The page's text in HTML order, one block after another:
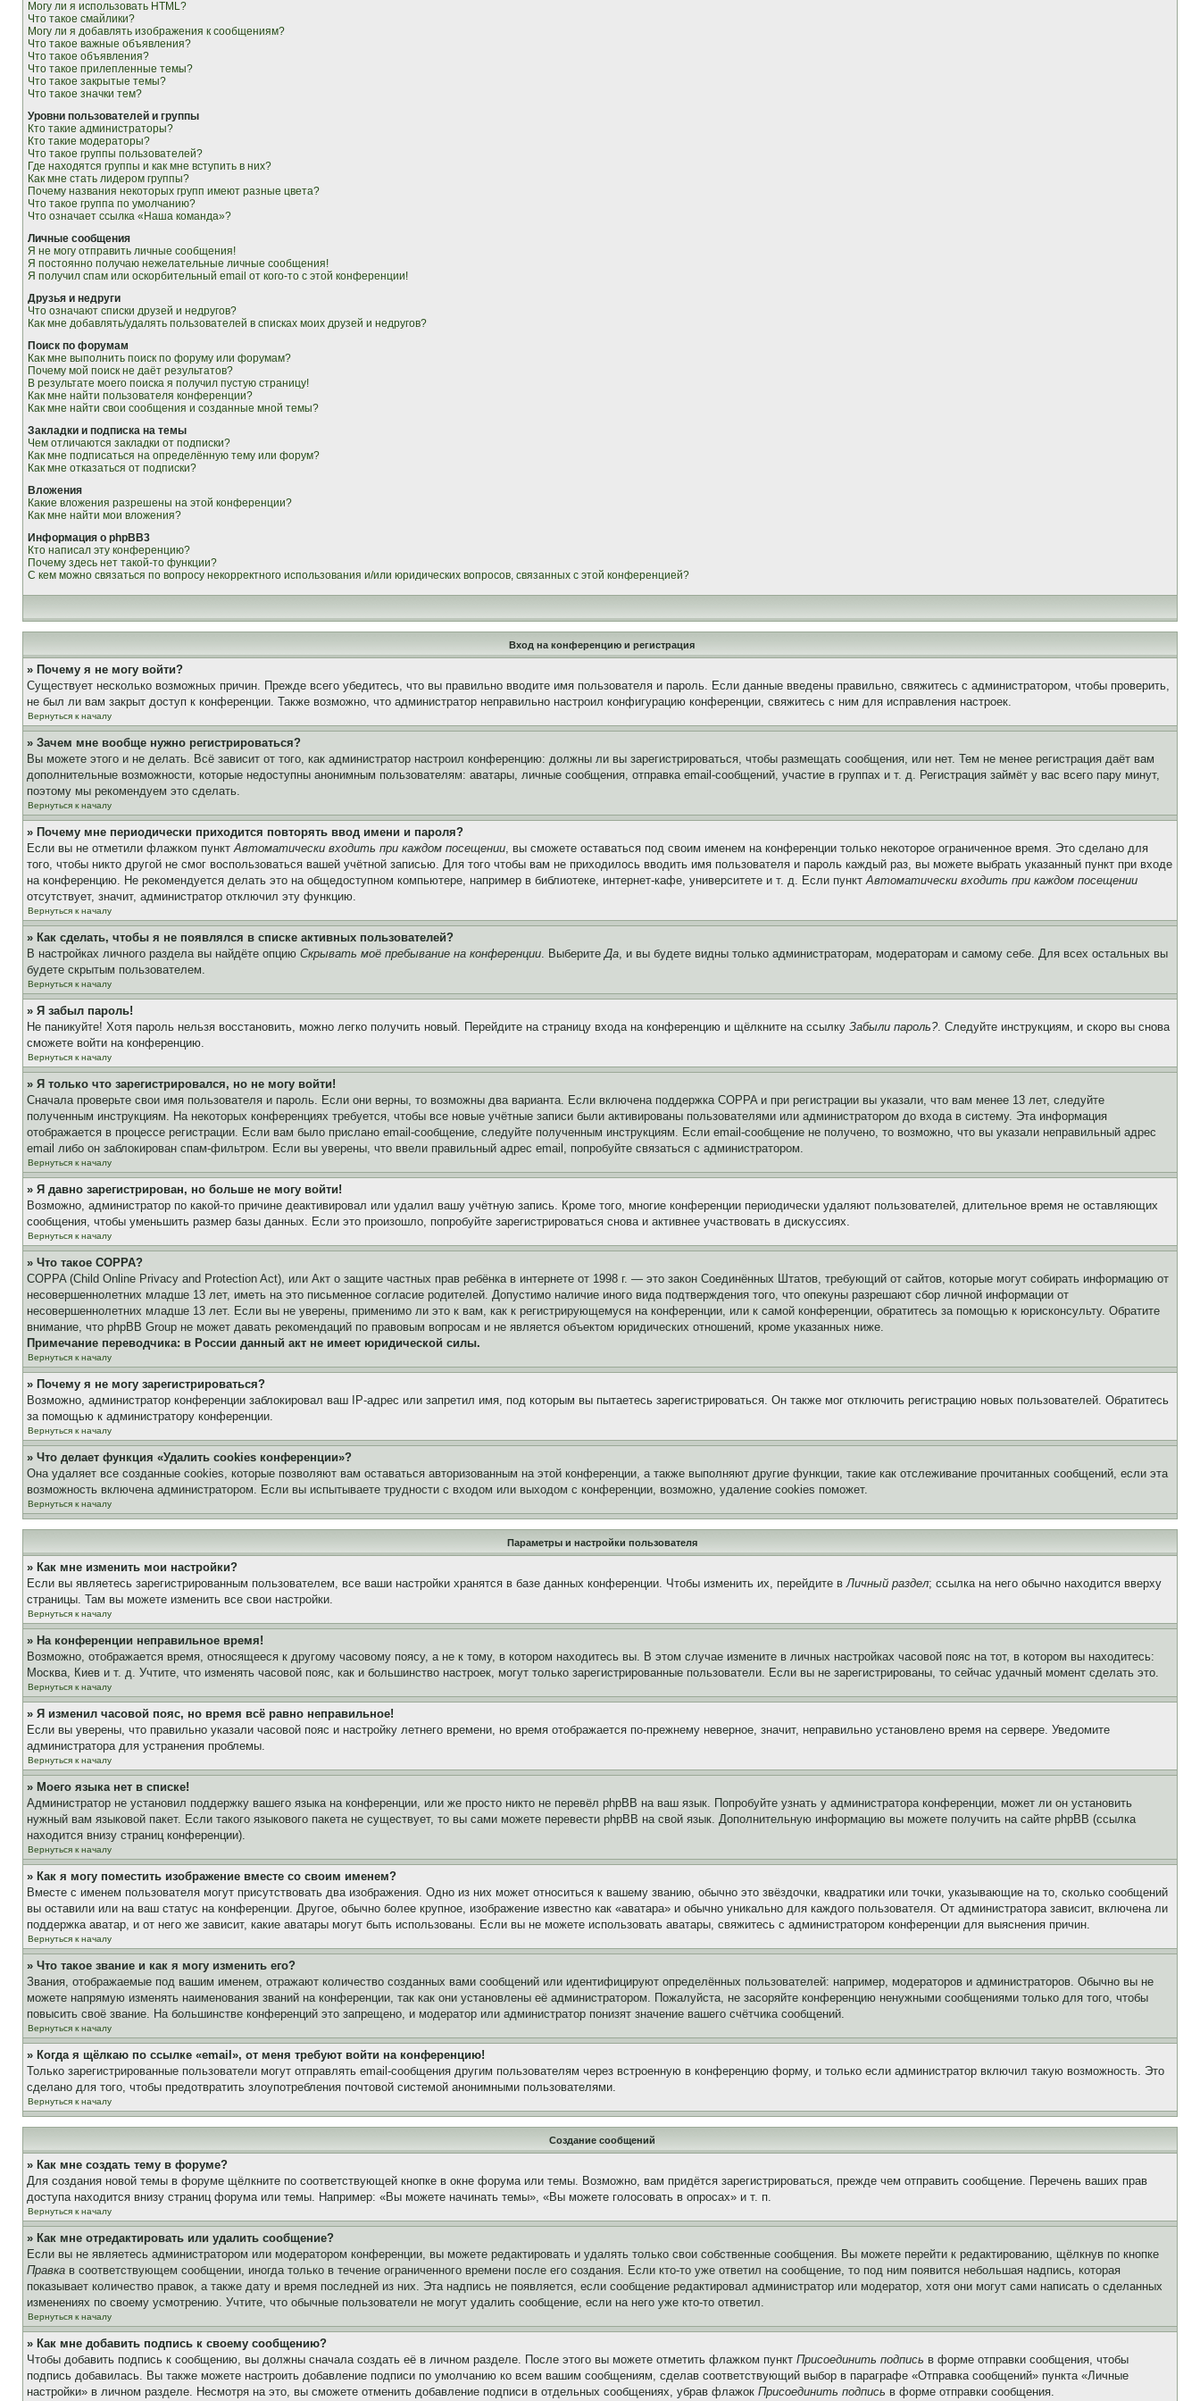
Могу ли я использовать HTML?
Что такое смайлики?
Могу ли я добавлять изображения к сообщениям?
Что такое важные объявления?
Что такое объявления?
Что такое прилепленные темы?
Что такое закрытые темы?
Что такое значки тем?
Уровни пользователей и группы
Кто такие администраторы?
Кто такие модераторы?
Что такое группы пользователей?
Где находятся группы и как мне вступить в них?
Как мне стать лидером группы?
Почему названия некоторых групп имеют разные цвета?
Что такое группа по умолчанию?
Что означает ссылка «Наша команда»?
Личные сообщения
Я не могу отправить личные сообщения!
Я постоянно получаю нежелательные личные сообщения!
Я получил спам или оскорбительный email от кого-то с этой конференции!
Друзья и недруги
Что означают списки друзей и недругов?
Как мне добавлять/удалять пользователей в списках моих друзей и недругов?
Поиск по форумам
Как мне выполнить поиск по форуму или форумам?
Почему мой поиск не даёт результатов?
В результате моего поиска я получил пустую страницу!
Как мне найти пользователя конференции?
Как мне найти свои сообщения и созданные мной темы?
Закладки и подписка на темы
Чем отличаются закладки от подписки?
Как мне подписаться на определённую тему или форум?
Как мне отказаться от подписки?
Вложения
Какие вложения разрешены на этой конференции?
Как мне найти мои вложения?
Информация о phpBB3
Кто написал эту конференцию?
Почему здесь нет такой-то функции?
С кем можно связаться по вопросу некорректного использования и/или юридических вопросов, связанных с этой конференцией?
Вход на конференцию и регистрация
» Почему я не могу войти?
Существует несколько возможных причин. Прежде всего убедитесь, что вы правильно вводите имя пользователя и пароль. Если данные введены правильно, свяжитесь с администратором, чтобы проверить,
не был ли вам закрыт доступ к конференции. Также возможно, что администратор неправильно настроил конфигурацию конференции, свяжитесь с ним для исправления настроек.
Вернуться к началу
» Зачем мне вообще нужно регистрироваться?
Вы можете этого и не делать. Всё зависит от того, как администратор настроил конференцию: должны ли вы зарегистрироваться, чтобы размещать сообщения, или нет. Тем не менее регистрация даёт вам
дополнительные возможности, которые недоступны анонимным пользователям: аватары, личные сообщения, отправка email-сообщений, участие в группах и т. д. Регистрация займёт у вас всего пару минут,
поэтому мы рекомендуем это сделать.
Вернуться к началу
» Почему мне периодически приходится повторять ввод имени и пароля?
Если вы не отметили флажком пунктАвтоматически входить при каждом посещении, вы сможете оставаться под своим именем на конференции только некоторое ограниченное время. Это сделано для
того, чтобы никто другой не смог воспользоваться вашей учётной записью. Для того чтобы вам не приходилось вводить имя пользователя и пароль каждый раз, вы можете выбрать указанный пункт при входе
на конференцию. Не рекомендуется делать это на общедоступном компьютере, например в библиотеке, интернет-кафе, университете и т. д. Если пунктАвтоматически входить при каждом посещении
отсутствует, значит, администратор отключил эту функцию.
Вернуться к началу
» Как сделать, чтобы я не появлялся в списке активных пользователей?
В настройках личного раздела вы найдёте опцию Скрывать моё пребывание на конференции. ВыберитеДа, и вы будете видны только администраторам, модераторам и самому себе. Для всех остальных вы
будете скрытым пользователем.
Вернуться к началу
» Я забыл пароль!
Не паникуйте! Хотя пароль нельзя восстановить, можно легко получить новый. Перейдите на страницу входа на конференцию и щёлкните на ссылку Забыли пароль?. Следуйте инструкциям, и скоро вы снова
сможете войти на конференцию.
Вернуться к началу
» Я только что зарегистрировался, но не могу войти!
Сначала проверьте свои имя пользователя и пароль. Если они верны, то возможны два варианта. Если включена поддержка COPPA и при регистрации вы указали, что вам менее 13 лет, следуйте
полученным инструкциям. На некоторых конференциях требуется, чтобы все новые учётные записи были активированы пользователями или администратором до входа в систему. Эта информация
отображается в процессе регистрации. Если вам было прислано email-сообщение, следуйте полученным инструкциям. Если email-сообщение не получено, то возможно, что вы указали неправильный адрес
email либо он заблокирован спам-фильтром. Если вы уверены, что ввели правильный адрес email, попробуйте связаться с администратором.
Вернуться к началу
» Я давно зарегистрирован, но больше не могу войти!
Возможно, администратор по какой-то причине деактивировал или удалил вашу учётную запись. Кроме того, многие конференции периодически удаляют пользователей, длительное время не оставляющих
сообщения, чтобы уменьшить размер базы данных. Если это произошло, попробуйте зарегистрироваться снова и активнее участвовать в дискуссиях.
Вернуться к началу
» Что такое COPPA?
COPPA (Child Online Privacy and Protection Act), или Акт о защите частных прав ребёнка в интернете от 1998 г. — это закон Соединённых Штатов, требующий от сайтов, которые могут собирать информацию от
несовершеннолетних младше 13 лет, иметь на это письменное согласие родителей. Допустимо наличие иного вида подтверждения того, что опекуны разрешают сбор личной информации от
несовершеннолетних младше 13 лет. Если вы не уверены, применимо ли это к вам, как к регистрирующемуся на конференции, или к самой конференции, обратитесь за помощью к юрисконсульту. Обратите
внимание, что phpBB Group не может давать рекомендаций по правовым вопросам и не является объектом юридических отношений, кроме указанных ниже.
Примечание переводчика: в России данный акт не имеет юридической силы.
Вернуться к началу
» Почему я не могу зарегистрироваться?
Возможно, администратор конференции заблокировал ваш IP-адрес или запретил имя, под которым вы пытаетесь зарегистрироваться. Он также мог отключить регистрацию новых пользователей. Обратитесь
за помощью к администратору конференции.
Вернуться к началу
» Что делает функция «Удалить cookies конференции»?
Она удаляет все созданные cookies, которые позволяют вам оставаться авторизованным на этой конференции, а также выполняют другие функции, такие как отслеживание прочитанных сообщений, если эта
возможность включена администратором. Если вы испытываете трудности с входом или выходом с конференции, возможно, удаление cookies поможет.
Вернуться к началу
Параметры и настройки пользователя
» Как мне изменить мои настройки?
Если вы являетесь зарегистрированным пользователем, все ваши настройки хранятся в базе данных конференции. Чтобы изменить их, перейдите вЛичный раздел; ссылка на него обычно находится вверху
страницы. Там вы можете изменить все свои настройки.
Вернуться к началу
» На конференции неправильное время!
Возможно, отображается время, относящееся к другому часовому поясу, а не к тому, в котором находитесь вы. В этом случае измените в личных настройках часовой пояс на тот, в котором вы находитесь:
Москва, Киев и т. д. Учтите, что изменять часовой пояс, как и большинство настроек, могут только зарегистрированные пользователи. Если вы не зарегистрированы, то сейчас удачный момент сделать это.
Вернуться к началу
» Я изменил часовой пояс, но время всё равно неправильное!
Если вы уверены, что правильно указали часовой пояс и настройку летнего времени, но время отображается по-прежнему неверное, значит, неправильно установлено время на сервере. Уведомите
администратора для устранения проблемы.
Вернуться к началу
» Моего языка нет в списке!
Администратор не установил поддержку вашего языка на конференции, или же просто никто не перевёл phpBB на ваш язык. Попробуйте узнать у администратора конференции, может ли он установить
нужный вам языковой пакет. Если такого языкового пакета не существует, то вы сами можете перевести phpBB на свой язык. Дополнительную информацию вы можете получить на сайте phpBB (ссылка
находится внизу страниц конференции).
Вернуться к началу
» Как я могу поместить изображение вместе со своим именем?
Вместе с именем пользователя могут присутствовать два изображения. Одно из них может относиться к вашему званию, обычно это звёздочки, квадратики или точки, указывающие на то, сколько сообщений
вы оставили или на ваш статус на конференции. Другое, обычно более крупное, изображение известно как «аватара» и обычно уникально для каждого пользователя. От администратора зависит, включена ли
поддержка аватар, и от него же зависит, какие аватары могут быть использованы. Если вы не можете использовать аватары, свяжитесь с администратором конференции для выяснения причин.
Вернуться к началу
» Что такое звание и как я могу изменить его?
Звания, отображаемые под вашим именем, отражают количество созданных вами сообщений или идентифицируют определённых пользователей: например, модераторов и администраторов. Обычно вы не
можете напрямую изменять наименования званий на конференции, так как они установлены её администратором. Пожалуйста, не засоряйте конференцию ненужными сообщениями только для того, чтобы
повысить своё звание. На большинстве конференций это запрещено, и модератор или администратор понизят значение вашего счётчика сообщений.
Вернуться к началу
» Когда я щёлкаю по ссылке «email», от меня требуют войти на конференцию!
Только зарегистрированные пользователи могут отправлять email-сообщения другим пользователям через встроенную в конференцию форму, и только если администратор включил такую возможность. Это
сделано для того, чтобы предотвратить злоупотребления почтовой системой анонимными пользователями.
Вернуться к началу
Создание сообщений
» Как мне создать тему в форуме?
Для создания новой темы в форуме щёлкните по соответствующей кнопке в окне форума или темы. Возможно, вам придётся зарегистрироваться, прежде чем отправить сообщение. Перечень ваших прав
доступа находится внизу страниц форума или темы. Например: «Вы можете начинать темы», «Вы можете голосовать в опросах» и т. п.
Вернуться к началу
» Как мне отредактировать или удалить сообщение?
Если вы не являетесь администратором или модератором конференции, вы можете редактировать и удалять только свои собственные сообщения. Вы можете перейти к редактированию, щёлкнув по кнопке
Правка в соответствующем сообщении, иногда только в течение ограниченного времени после его создания. Если кто-то уже ответил на сообщение, то под ним появится небольшая надпись, которая
показывает количество правок, а также дату и время последней из них. Эта надпись не появляется, если сообщение редактировал администратор или модератор, хотя они могут сами написать о сделанных
изменениях по своему усмотрению. Учтите, что обычные пользователи не могут удалить сообщение, если на него уже кто-то ответил.
Вернуться к началу
» Как мне добавить подпись к своему сообщению?
Чтобы добавить подпись к сообщению, вы должны сначала создать её в личном разделе. После этого вы можете отметить флажком пункт Присоединить подпись в форме отправки сообщения, чтобы
подпись добавилась. Вы также можете настроить добавление подписи по умолчанию ко всем вашим сообщениям, сделав соответствующий выбор в параграфе «Отправка сообщений» пункта «Личные
настройки» в личном разделе. Несмотря на это, вы сможете отменить добавление подписи в отдельных сообщениях, убрав флажок Присоединить подпись в форме отправки сообщения.